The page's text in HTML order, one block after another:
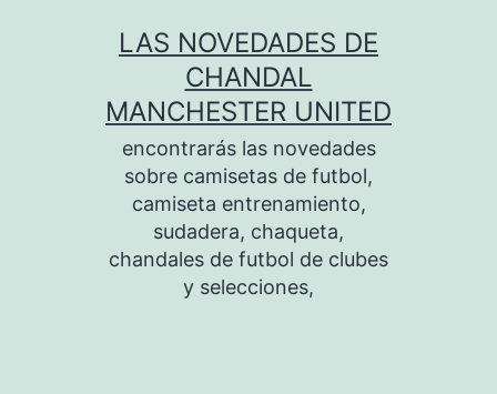
LAS NOVEDADES DE
CHANDAL
MANCHESTER UNITED
encontrarás las novedades
sobre camisetas de futbol,
camiseta entrenamiento,
sudadera, chaqueta,
chandales de futbol de clubes
y selecciones,